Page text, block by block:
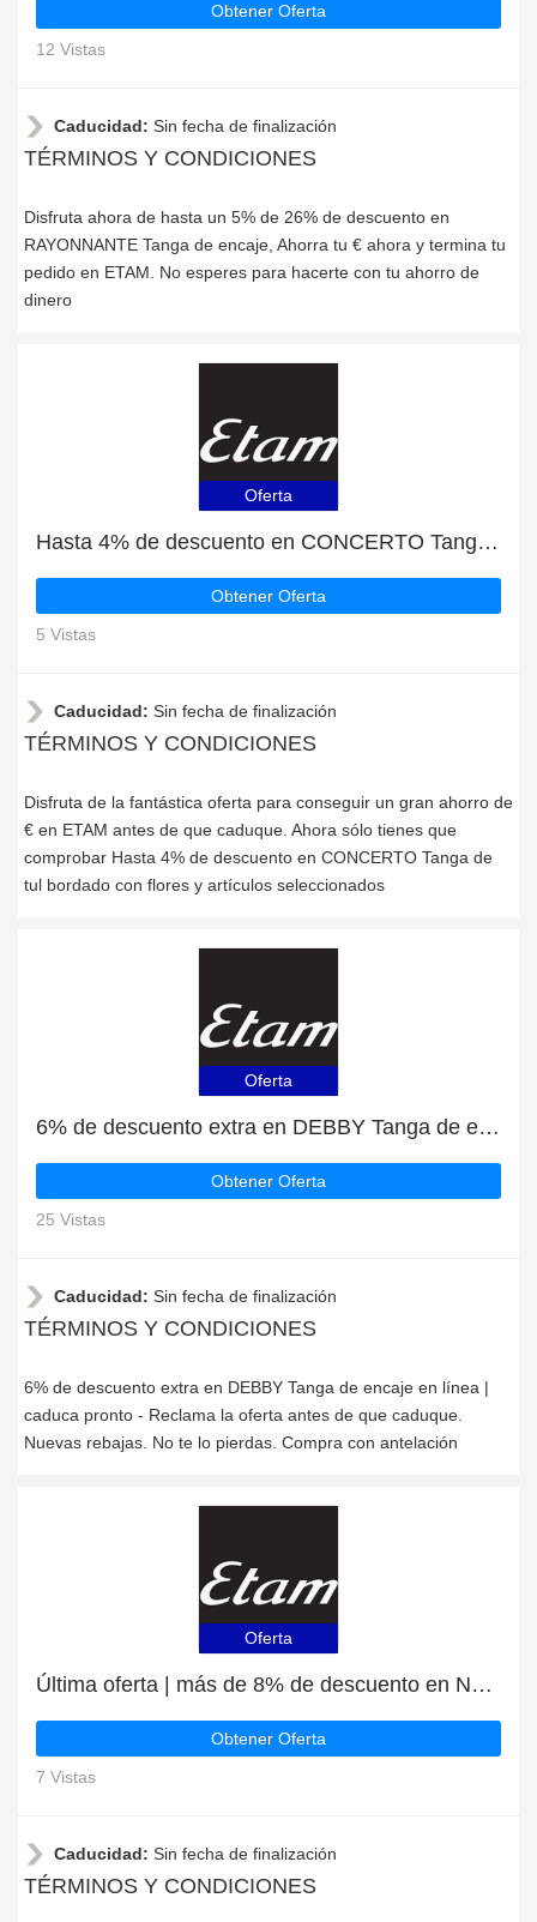
Obtener Oferta
12 Vistas
Caducidad: Sin fecha de finalización
TÉRMINOS Y CONDICIONES
Disfruta ahora de hasta un 5% de 26% de descuento en
RAYONNANTE Tanga de encaje, Ahorra tu € ahora y termina tu
pedido en ETAM. No esperes para hacerte con tu ahorro de
dinero
Oferta
Hasta 4% de descuento en CONCERTO Tanga de tul bordado con flores y artículos seleccionados
Obtener Oferta
5 Vistas
Caducidad: Sin fecha de finalización
TÉRMINOS Y CONDICIONES
Disfruta de la fantástica oferta para conseguir un gran ahorro de
€ en ETAM antes de que caduque. Ahora sólo tienes que
comprobar Hasta 4% de descuento en CONCERTO Tanga de
tul bordado con flores y artículos seleccionados
Oferta
6% de descuento extra en DEBBY Tanga de encaje en línea | caduca pronto
Obtener Oferta
25 Vistas
Caducidad: Sin fecha de finalización
TÉRMINOS Y CONDICIONES
6% de descuento extra en DEBBY Tanga de encaje en línea |
caduca pronto - Reclama la oferta antes de que caduque.
Nuevas rebajas. No te lo pierdas. Compra con antelación
Oferta
Última oferta | más de 8% de descuento en NAYA Camiseta manga corta
Obtener Oferta
7 Vistas
Caducidad: Sin fecha de finalización
TÉRMINOS Y CONDICIONES